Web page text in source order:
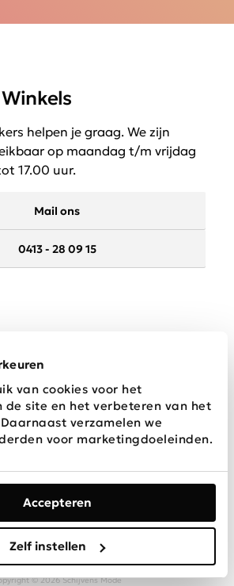
van cookies voor het
de site en het verbeteren van het
verzamelen we
voor marketingdoeleinden.
Accepteren
Zelf instellen
helpen je graag. We zijn
op maandag t/m vrijdag
17.00 uur.
Mail ons
0413 - 28 09 15
© 2026 Schijvens Mode
Privacy &
Cookies
Disclaimer